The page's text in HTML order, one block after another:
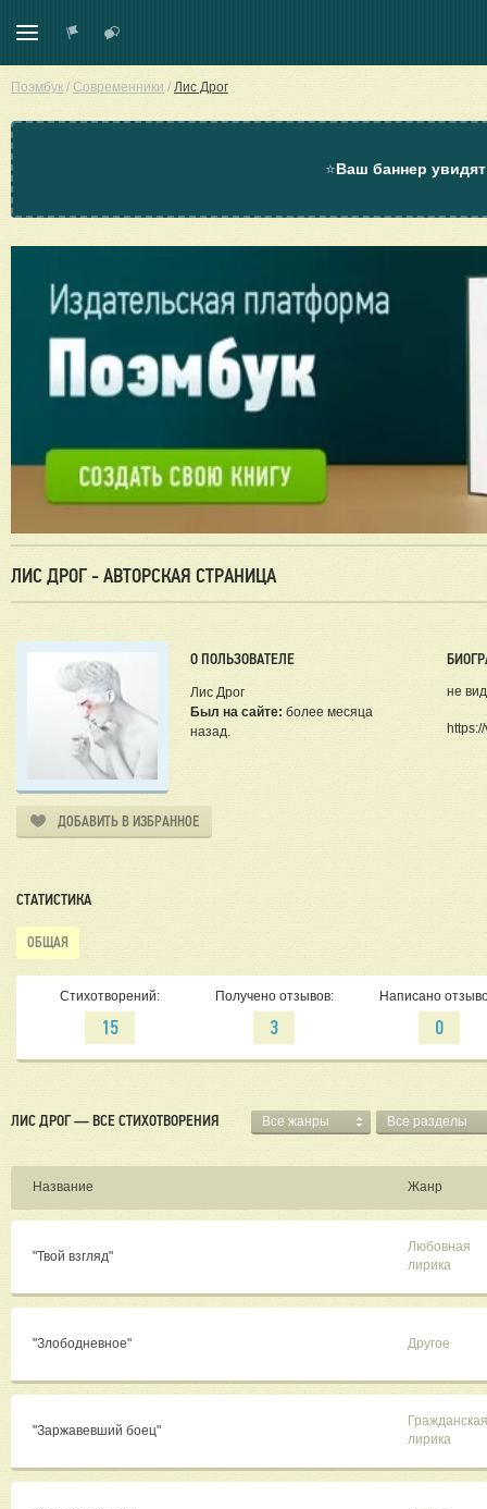
Поэмбук / Современники / Лис Дрог
⭐Ваш баннер
ЛИС ДРОГ - АВТОРСКАЯ СТРАНИЦА
О ПОЛЬЗОВАТЕЛЕ
Лис Дрог
Был на сайте: более месяца
назад.
ДОБАВИТЬ В ИЗБРАННОЕ
не
СТАТИСТИКА
ОБЩАЯ
Стихотворений:
15
Получено отзывов:
3
Написано
0
ЛИС ДРОГ — ВСЕ СТИХОТВОРЕНИЯ Все жанры Все разделы
Название Жанр
"Твой взгляд"
Любовная
лирика
"Злободневное" Другое
"Заржавевший боец"
Гражданская
лирика